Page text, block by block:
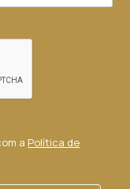
a Política de